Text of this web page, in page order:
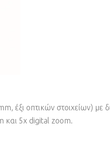
έξι οπτικών στοιχείων) με
και 5x digital zoom.